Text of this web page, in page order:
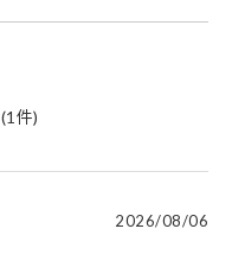
(1件)
2026/08/06